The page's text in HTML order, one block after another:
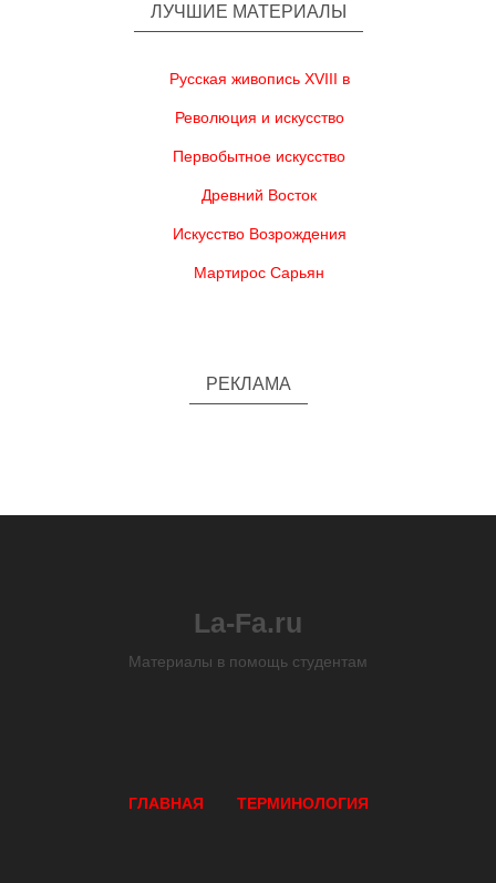
ЛУЧШИЕ МАТЕРИАЛЫ
Русская живопись XVIII в
Революция и искусство
Первобытное искусство
Древний Восток
Искусство Возрождения
Мартирос Сарьян
РЕКЛАМА
La-Fa.ru
Материалы в помощь студентам
ГЛАВНАЯ ТЕРМИНОЛОГИЯ